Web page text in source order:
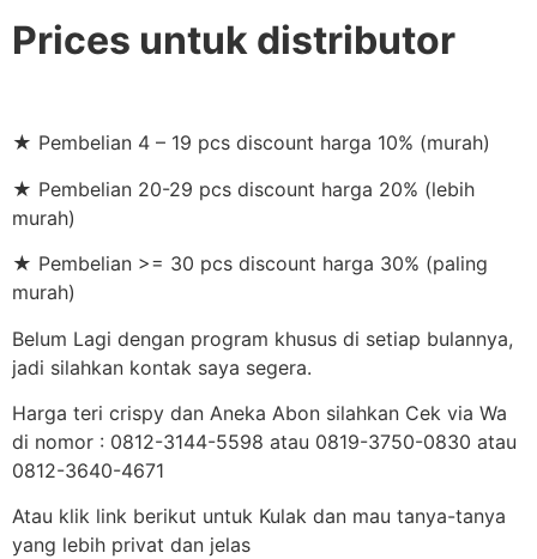
Prices untuk distributor
★ Pembelian 4 – 19 pcs discount harga 10% (murah)
★ Pembelian 20-29 pcs discount harga 20% (lebih
murah)
★ Pembelian >= 30 pcs discount harga 30% (paling
murah)
Belum Lagi dengan program khusus di setiap bulannya,
jadi silahkan kontak saya segera.
Harga teri crispy dan Aneka Abon silahkan Cek via Wa
di nomor : 0812-3144-5598 atau 0819-3750-0830 atau
0812-3640-4671
Atau klik link berikut untuk Kulak dan mau tanya-tanya
yang lebih privat dan jelas